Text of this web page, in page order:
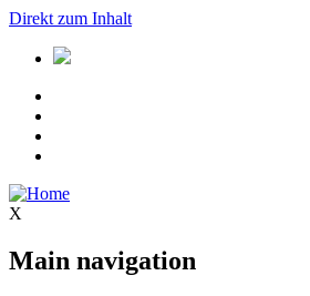
Direkt zum Inhalt
X
Main navigation